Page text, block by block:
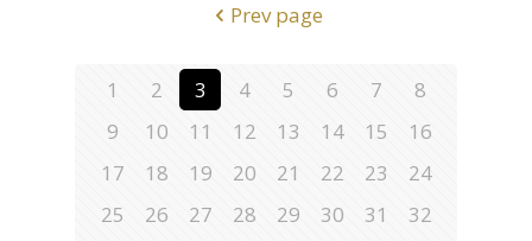
Prev page
1 2 3 4 5 6 7
8
9
10 11 12 13 14 15
16
17
18 19 20 21 22 23
24
25
26 27 28 29 30 31
32